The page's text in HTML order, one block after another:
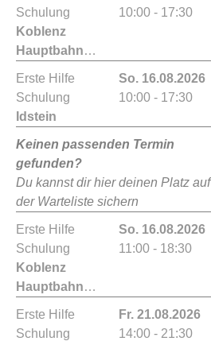
Schulung
Koblenz
Hauptbahnhof
10:00 - 17:30
Erste Hilfe
Schulung
Idstein
So. 16.08.2026
10:00 - 17:30
Keinen passenden Termin
gefunden?
Du kannst dir hier deinen Platz auf
der Warteliste sichern
Erste Hilfe
Schulung
Koblenz
Hauptbahnhof
So. 16.08.2026
11:00 - 18:30
Erste Hilfe
Schulung
Fr. 21.08.2026
14:00 - 21:30